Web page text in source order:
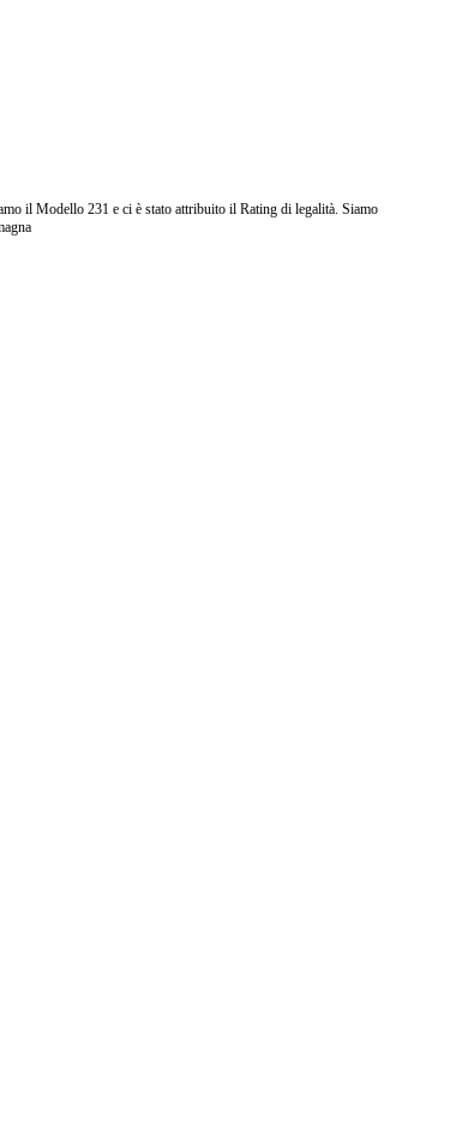
il Modello 231 e ci è stato attribuito il Rating di legalità. Siamo